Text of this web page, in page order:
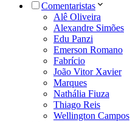
Comentaristas
Alê Oliveira
Alexandre Simões
Edu Panzi
Emerson Romano
Fabrício
João Vitor Xavier
Marques
Nathália Fiuza
Thiago Reis
Wellington Campos